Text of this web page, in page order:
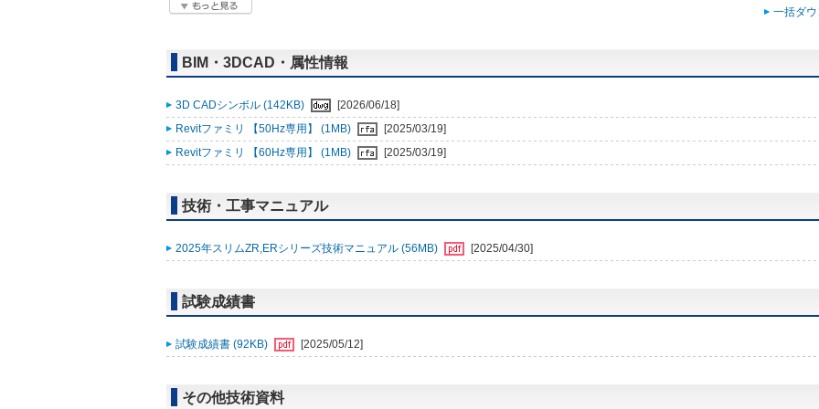
一括ダ
BIM・3DCAD・属性情報
3D CADシンボル (142KB)
[2026/06/18]
Revitファミリ 【50Hz専用】 (1MB)
[2025/03/19]
Revitファミリ 【60Hz専用】 (1MB)
[2025/03/19]
技術・工事マニュアル
2025年スリムZR,ERシリーズ技術マニュアル (56MB) [2025/04/30]
試験成績書
試験成績書 (92KB) [2025/05/12]
その他技術資料